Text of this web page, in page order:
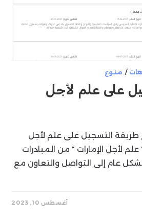
/ منوع
على علم لأجل
طريقة التسجيل على علم لأجل
علم لأجل الإمارات " من المبادرات
عام إلى التواصل والتعاون مع
أغسطس 10, 2023